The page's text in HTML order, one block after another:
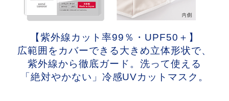
【紫外線カット率99％・UPF50＋】
広範囲をカバーできる大きめ立体形状で、
紫外線から徹底ガード。 洗って使える
「絶対やかない」冷感UVカットマスク。